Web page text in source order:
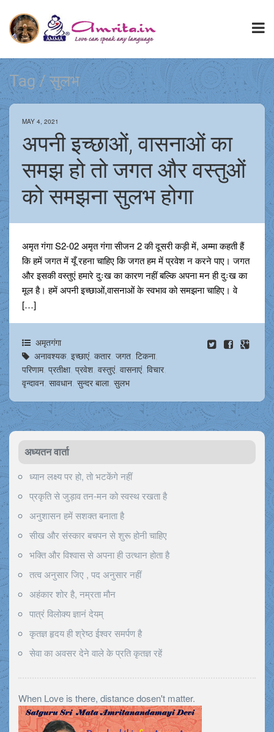
Tag / सुलभ
MAY 4, 2021
अपनी इच्छाओं, वासनाओं का
समझ हो तो जगत और वस्तुओं
को समझना सुलभ होगा
अमृत गंगा S2-02 अमृत गंगा सीजन 2 की दूसरी कड़ी में, अम्मा कहती हैं
कि हमें जगत में यूँ रहना चाहिए कि जगत हम में प्रवेश न करने पाए। जगत
और इसकी वस्तुएं हमारे दुःख का कारण नहीं बल्कि अपना मन ही दुःख का
मूल है। हमें अपनी इच्छाओं,वासनाओं के स्वभाव को समझना चाहिए। वे
[…]
अमृतगंगा
अनावश्यक, इच्छाएं, कतार, जगत, टिकना,
परिणाम, प्रतीक्षा, प्रवेश, वस्तुएं, वासनाएं, विचार,
वृन्दावन, सावधान, सुन्दर बाला, सुलभ
अध्यतन वार्ता
ध्यान लक्ष्य पर हो, तो भटकेंगे नहीं
प्रकृति से जुड़ाव तन-मन को स्वस्थ रखता है
अनुशासन हमें सशक्त बनाता है
सीख और संस्कार बचपन से शुरू होनी चाहिए
भक्ति और विश्वास से अपना ही उत्थान होता है
तत्व अनुसार जिए , पद अनुसार नहीं
अहंकार शोर है, नम्रता मौन
पात्रं विलोक्य ज्ञानं देयम्
कृतज्ञ हृदय ही श्रेष्ठ ईश्वर समर्पण है
सेवा का अवसर देने वाले के प्रति कृतज्ञ रहें
When Love is there, distance dosen't matter.